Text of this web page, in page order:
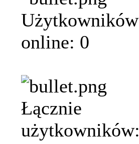
Użytkowników
online: 0
Łącznie
użytkowników: